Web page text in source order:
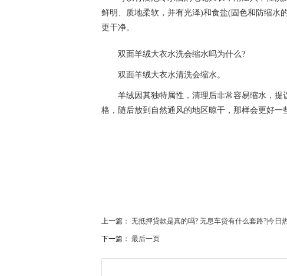
鲜明、质地柔软，并有光泽)和食盐(固色和防缩水
更干净。
双面羊绒大衣水洗会缩水吗为什么?
双面羊绒大衣水清洗会缩水。
羊绒因其独特属性，清理后非常容易缩水，
格，随后放到自然通风的地区晾干，那样会更好一
上一篇： 无抵押贷款是真的吗? 无息车贷有什么套路?|今日
下一篇： 最后一页